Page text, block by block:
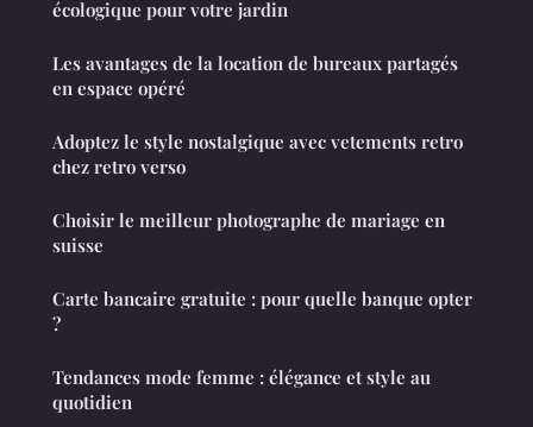
écologique pour votre jardin
Les avantages de la location de bureaux partagés
en espace opéré
Adoptez le style nostalgique avec vetements retro
chez retro verso
Choisir le meilleur photographe de mariage en
suisse
Carte bancaire gratuite : pour quelle banque opter
?
Tendances mode femme : élégance et style au
quotidien